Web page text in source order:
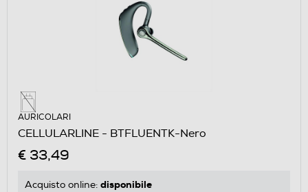
AURICOLARI
CELLULARLINE - BTFLUENTK-Nero
€ 33,49
Acquisto online: disponibile